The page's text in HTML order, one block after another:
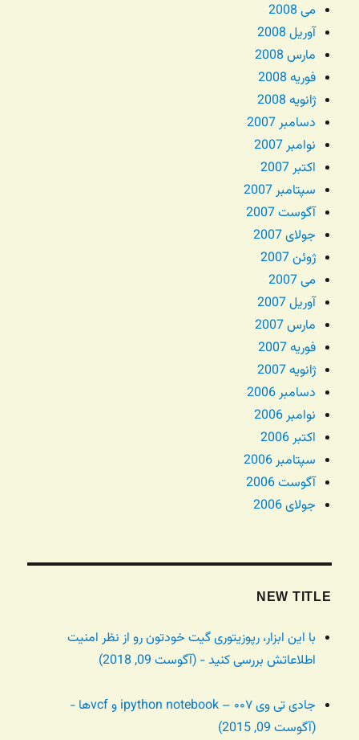
می 2008
آوریل 2008
مارس 2008
فوریه 2008
ژانویه 2008
دسامبر 2007
نوامبر 2007
اکتبر 2007
سپتامبر 2007
آگوست 2007
جولای 2007
ژوئن 2007
می 2007
آوریل 2007
مارس 2007
فوریه 2007
ژانویه 2007
دسامبر 2006
نوامبر 2006
اکتبر 2006
سپتامبر 2006
آگوست 2006
جولای 2006
NEW TITLE
با این ابزار، رپوزیتوری گیت خودتون رو از نظر امنیت
اطلاعاتش بررسی کنید - (آگوست 09, 2018)
جادی تی وی ۰۰۷ – ipython notebook و vcfها -
(آگوست 09, 2015)